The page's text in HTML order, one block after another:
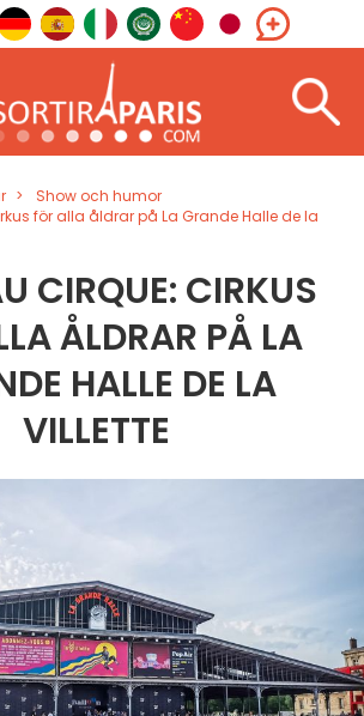
Show och humor
för alla åldrar på La Grande Halle de la
CIRQUE: CIRKUS
ÅLDRAR PÅ LA
HALLE DE LA
VILLETTE